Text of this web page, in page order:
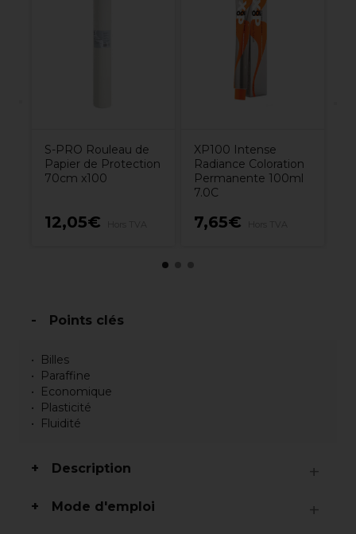
S-PRO Rouleau de
Papier de Protection
70cm x100
12,05€
XP100 Intense
Radiance Coloration
Permanente 100ml
7.0C
7,65€
Points clés
Billes
Paraffine
Economique
Plasticité
Fluidité
Description
Mode d'emploi